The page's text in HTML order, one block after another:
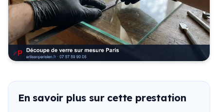
En savoir plus sur cette prestation